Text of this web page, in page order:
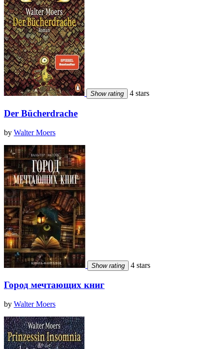
Show rating 4 stars
Der Bücherdrache
by Walter Moers
Show rating 4 stars
Город мечтающих книг
by Walter Moers